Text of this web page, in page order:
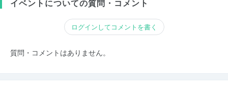
イベントについての質問・コメント
ログインしてコメントを書く
質問・コメントはありません。